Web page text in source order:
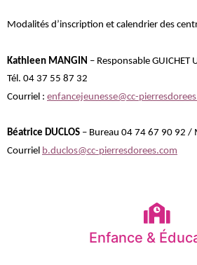
Modalités d’inscription et calendrier des
Kathleen MANGIN – Responsable GUICHET
Tél. 04 37 55 87 32
Courriel : enfancejeunesse@cc-
Béatrice DUCLOS – Bureau 04 74 67 90 92 /
Courriel b.duclos@cc-pierresdorees.com
Enfance &